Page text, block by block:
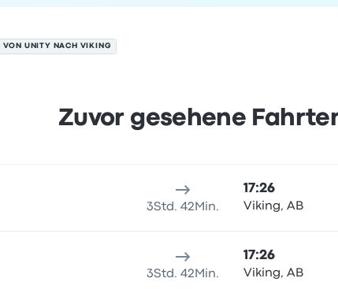
VON UNITY NACH VIKING
Zuvor gesehene
3Std. 42Min.
17:26
Viking, AB
3Std. 42Min.
17:26
Viking, AB